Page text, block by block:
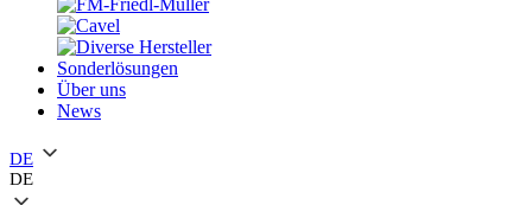
Sonderlösungen
Über uns
News
DE
DE